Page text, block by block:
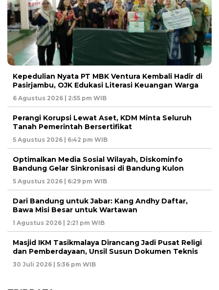
Kepedulian Nyata PT MBK Ventura Kembali Hadir di
Pasirjambu, OJK Edukasi Literasi Keuangan Warga
6 Agustus 2026 | 2:55 pm WIB
Perangi Korupsi Lewat Aset, KDM Minta Seluruh
Tanah Pemerintah Bersertifikat
5 Agustus 2026 | 6:42 pm WIB
Optimalkan Media Sosial Wilayah, Diskominfo
Bandung Gelar Sinkronisasi di Bandung Kulon
5 Agustus 2026 | 6:29 pm WIB
Dari Bandung untuk Jabar: Kang Andhy Daftar,
Bawa Misi Besar untuk Wartawan
1 Agustus 2026 | 2:21 pm WIB
Masjid IKM Tasikmalaya Dirancang Jadi Pusat Religi
dan Pemberdayaan, Unsil Susun Dokumen Teknis
30 Juli 2026 | 5:36 pm WIB